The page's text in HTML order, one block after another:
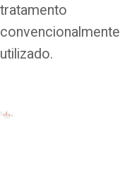
tratamento
convencionalmente
utilizado.